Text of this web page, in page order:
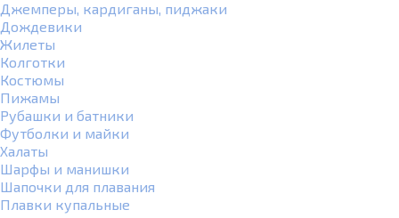
Джемперы, кардиганы, пиджаки
Дождевики
Жилеты
Колготки
Костюмы
Пижамы
Рубашки и батники
Футболки и майки
Халаты
Шарфы и манишки
Шапочки для плавания
Плавки купальные